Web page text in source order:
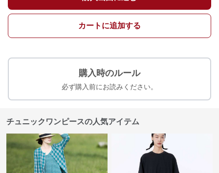
カートに追加する
購入時のルール
必ず購入前にお読みください。
チュニックワンピースの人気アイテム